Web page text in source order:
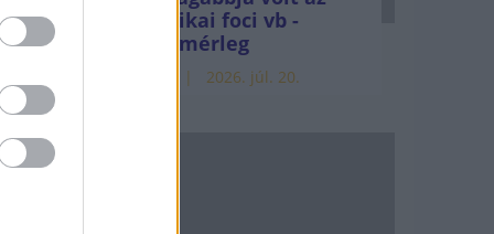
amerikai foci vb -
gyorsmérleg
2026. júl. 20.